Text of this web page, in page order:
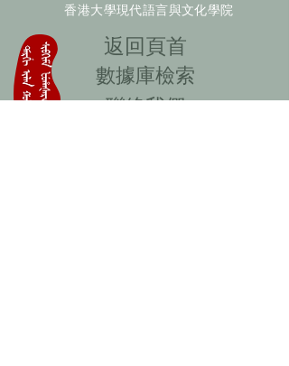
香港大學現代語言與文化學院
​返回頁首
數據庫檢索
聯絡我們